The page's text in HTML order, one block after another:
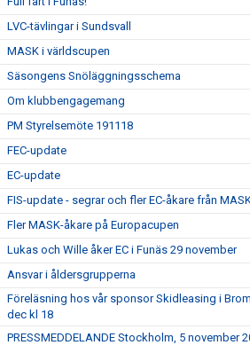
LVC-tävlingar i Sundsvall
MASK i världscupen
Säsongens Snöläggningsschema
Om klubbengagemang
PM Styrelsemöte 191118
FEC-update
EC-update
FIS-update - segrar och fler EC-åkare från
Fler MASK-åkare på Europacupen
Lukas och Wille åker EC i Funäs 29 november
Ansvar i åldersgrupperna
Föreläsning hos vår sponsor Skidleasing i
dec kl 18
PRESSMEDDELANDE Stockholm, 5 november